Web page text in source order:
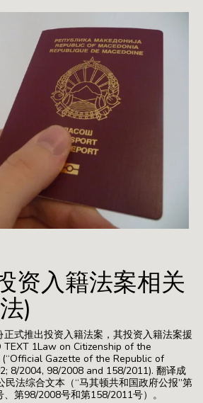
资入籍法案相关
)
式推出投资入籍法案，其投资入籍法案援
TEXT 1Law on Citizenship of the
Gazette of the Republic of
8/2004, 98/2008 and 158/2011). 翻译成
民法综合文本（“马其顿共和国政府公报”第
第98/2008号和第158/2011号）。